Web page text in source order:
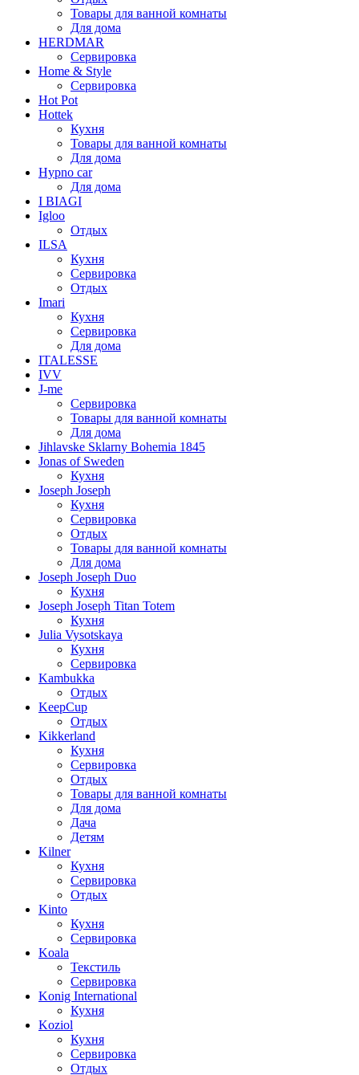
Товары для ванной комнаты
Для дома
HERDMAR
Сервировка
Home & Style
Сервировка
Hot Pot
Hottek
Кухня
Товары для ванной комнаты
Для дома
Hypno car
Для дома
I BIAGI
Igloo
Отдых
ILSA
Кухня
Сервировка
Отдых
Imari
Кухня
Сервировка
Для дома
ITALESSE
IVV
J-me
Сервировка
Товары для ванной комнаты
Для дома
Jihlavske Sklarny Bohemia 1845
Jonas of Sweden
Кухня
Joseph Joseph
Кухня
Сервировка
Отдых
Товары для ванной комнаты
Для дома
Joseph Joseph Duo
Кухня
Joseph Joseph Titan Totem
Кухня
Julia Vysotskaya
Кухня
Сервировка
Kambukka
Отдых
KeepCup
Отдых
Kikkerland
Кухня
Сервировка
Отдых
Товары для ванной комнаты
Для дома
Дача
Детям
Kilner
Кухня
Сервировка
Отдых
Kinto
Кухня
Сервировка
Koala
Текстиль
Сервировка
Konig International
Кухня
Koziol
Кухня
Сервировка
Отдых